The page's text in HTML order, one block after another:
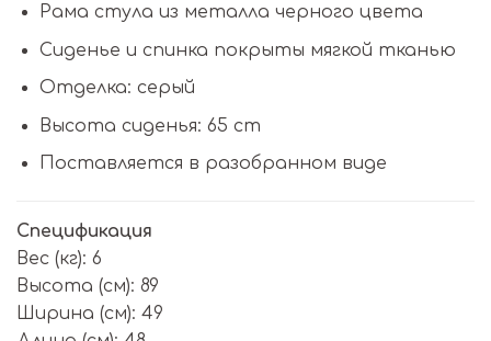
Рама стула из металла черного цвета
Сиденье и спинка покрыты мягкой тканью
Отделка: серый
Высота сиденья: 65 cm
Поставляется в разобранном виде
Спецификация
Вес (кг): 6
Высота (см): 89
Ширина (см): 49